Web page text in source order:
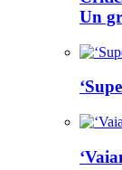
Un